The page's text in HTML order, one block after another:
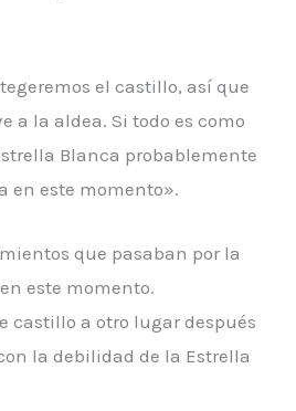
el castillo, así que
a la aldea. Si todo es como
Blanca probablemente
en este momento».
que pasaban por la
este momento.
castillo a otro lugar después
la debilidad de la Estrella